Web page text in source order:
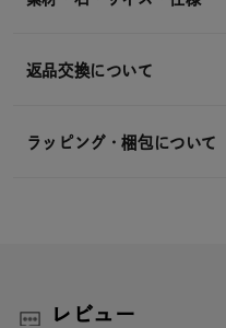
返品交換について
ラッピング・梱包について
レビュー